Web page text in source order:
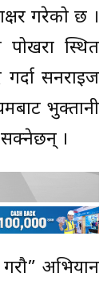
गरेको छ ।
पोखरा स्थित
सनराइज
भुक्तानी
सक्नेछन् ।
अभियान